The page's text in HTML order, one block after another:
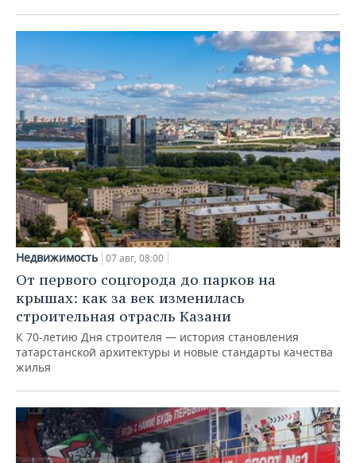
Недвижимость 07 авг, 08:00
От первого соцгорода до парков на
крышах: как за век изменилась
строительная отрасль Казани
К 70-летию Дня строителя — история становления
татарстанской архитектуры и новые стандарты качества
жилья